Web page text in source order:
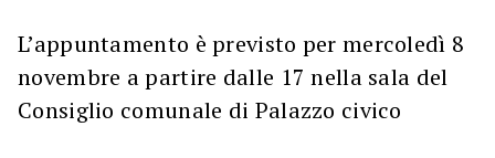
L’appuntamento è previsto per mercoledì 8
novembre a partire dalle 17 nella sala del
Consiglio comunale di Palazzo civico